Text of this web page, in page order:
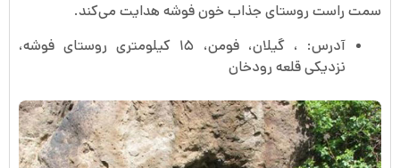
سمت راست روستای جذاب خون فوشه هدایت ‌می‌کند.
آدرس: ، گیلان، فومن، ۱۵ کیلومتری روستای فوشه،
نزدیکی قلعه‌ رودخان